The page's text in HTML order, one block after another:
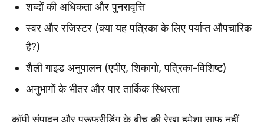
शब्दों की अधिकता और पुनरावृत्ति
स्वर और रजिस्टर (क्या यह पत्रिका के लिए पर्याप्त औपचारिक
है?)
शैली गाइड अनुपालन (एपीए, शिकागो, पत्रिका-विशिष्ट)
अनुभागों के भीतर और पार तार्किक स्थिरता
कॉपी संपादन और प्रूफरीडिंग के बीच की रेखा हमेशा साफ नहीं